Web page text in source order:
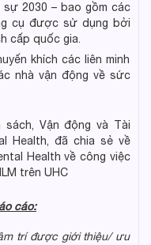
2030 – bao gồm các
cụ được sử dụng bởi
cấp quốc gia.
khích các liên minh
nhà vận động về sức
sách, Vận động và Tài
Health, đã chia sẻ về
Health về công việc
trên UHC
cáo:
trí được giới thiệu/ ưu